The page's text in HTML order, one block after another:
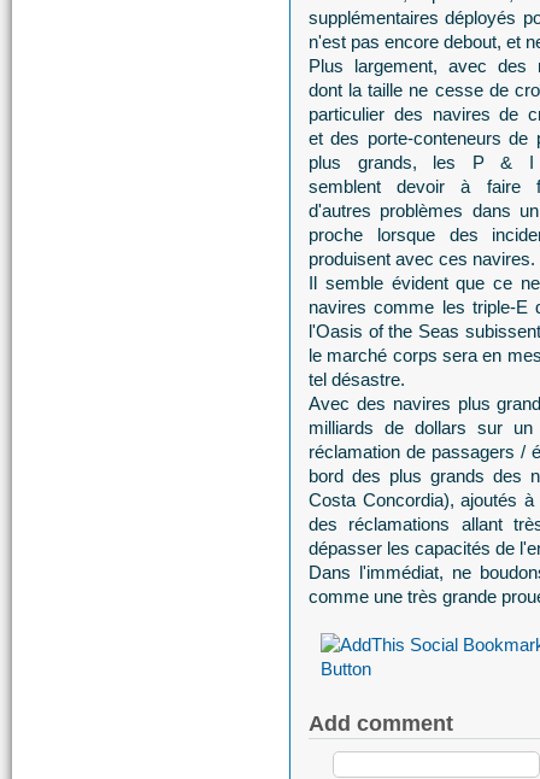
supplémentaires déployés
n'est pas encore debout, et
Plus largement, avec des
dont la taille ne cesse de
particulier des navires de
et des porte-conteneurs de
plus grands, les P & I
semblent devoir à faire
d'autres problèmes dans
proche lorsque des
produisent avec ces navires.
Il semble évident que ce
navires comme les triple-E
l'Oasis of the Seas
le marché corps sera en
tel désastre.
Avec des navires plus
milliards de dollars sur
réclamation de passagers /
bord des plus grands des
Costa Concordia), ajoutés
des réclamations allant
dépasser les capacités de
Dans l'immédiat, ne
comme une très grande
Add comment